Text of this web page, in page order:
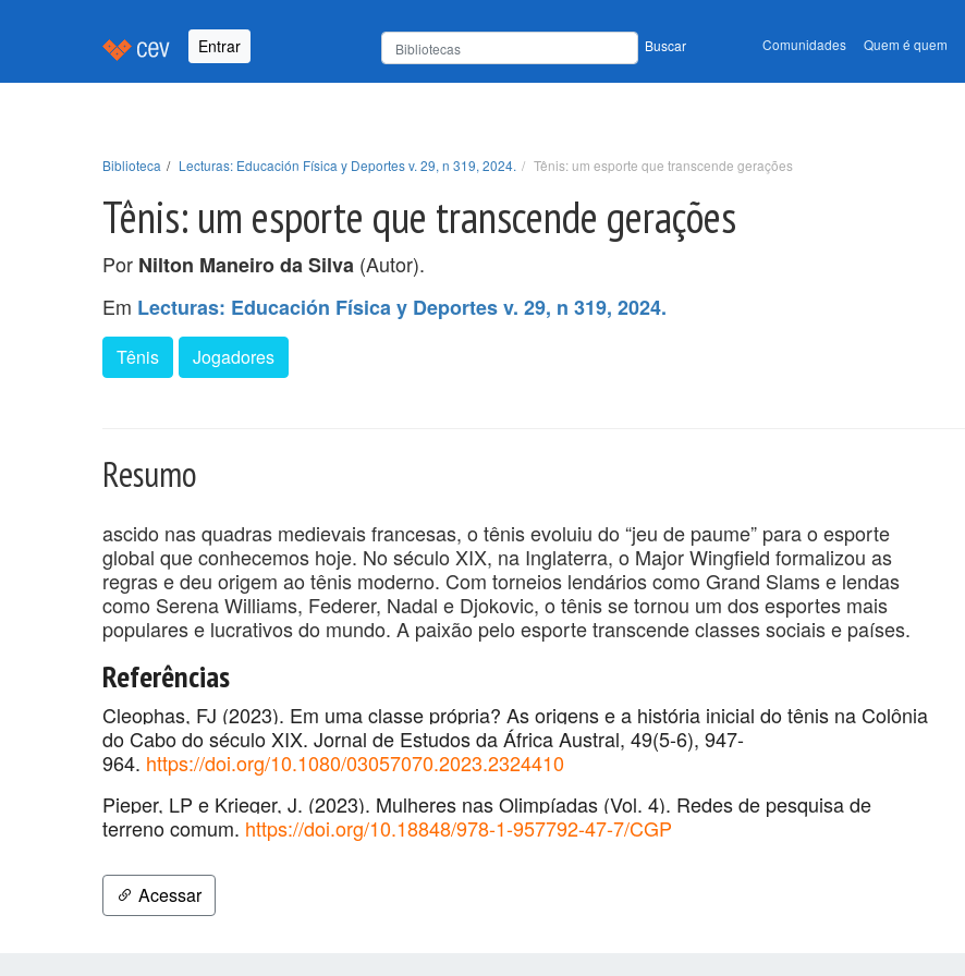
Entrar Buscar Comunidades Quem é quem
Biblioteca Lecturas: Educación Física y Deportes v. 29, n 319, 2024. Tênis: um esporte que transcende gerações
Tênis: um esporte que transcende gerações
Por Nilton Maneiro da Silva (Autor).
Em Lecturas: Educación Física y Deportes v. 29, n 319, 2024.
Tênis Jogadores
Resumo
ascido nas quadras medievais francesas, o tênis evoluiu do “jeu de paume” para o esporte
global que conhecemos hoje. No século XIX, na Inglaterra, o Major Wingfield formalizou as
regras e deu origem ao tênis moderno. Com torneios lendários como Grand Slams e lendas
como Serena Williams, Federer, Nadal e Djokovic, o tênis se tornou um dos esportes mais
populares e lucrativos do mundo. A paixão pelo esporte transcende classes sociais e países.
Referências
Cleophas, FJ (2023). Em uma classe própria? As origens e a história inicial do tênis na Colônia
do Cabo do século XIX. Jornal de Estudos da África Austral, 49(5-6), 947-
964. https://doi.org/10.1080/03057070.2023.2324410
Pieper, LP e Krieger, J. (2023). Mulheres nas Olimpíadas (Vol. 4). Redes de pesquisa de
terreno comum. https://doi.org/10.18848/978-1-957792-47-7/CGP
Acessar